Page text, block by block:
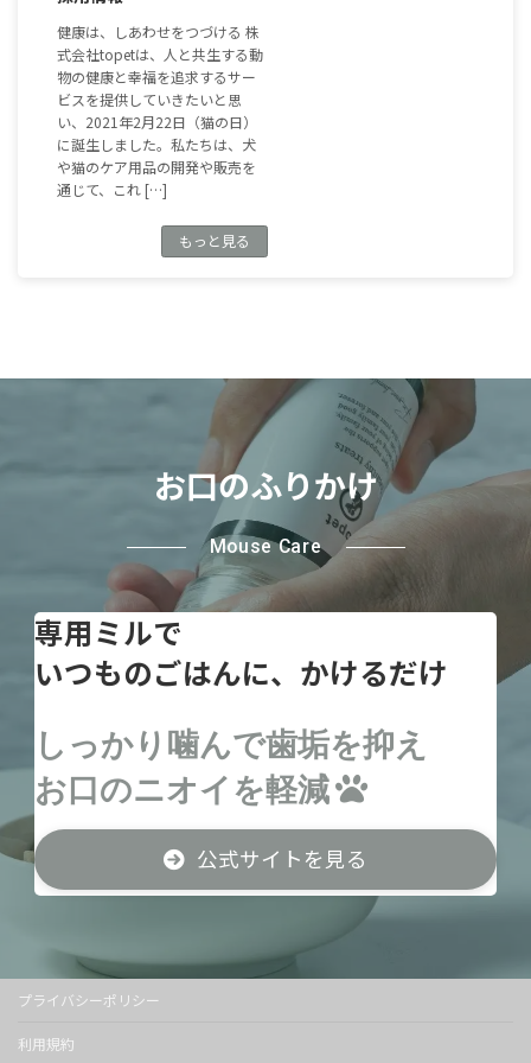
健康は、しあわせをつづける 株
式会社topetは、人と共生する動
物の健康と幸福を追求するサー
ビスを提供していきたいと思
い、2021年2月22日（猫の日）
に誕生しました。私たちは、犬
や猫のケア用品の開発や販売を
通じて、これ […]
もっと見る
お口のふりかけ
Mouse Care
専用ミルで
いつものごはんに、かけるだけ
しっかり噛んで歯垢を抑え
お口のニオイを軽減
公式サイトを見る
プライバシーポリシー
利用規約